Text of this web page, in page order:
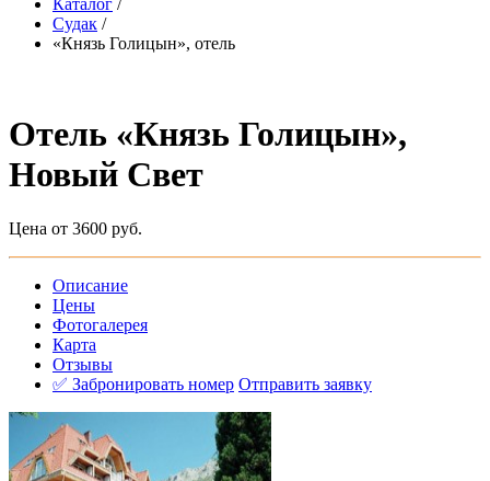
Каталог /
Судак /
«Князь Голицын», отель
Отель «Князь Голицын»,
Новый Свет
Цена от 3600 руб.
Описание
Цены
Фотогалерея
Карта
Отзывы
✅ Забронировать номер Отправить заявку